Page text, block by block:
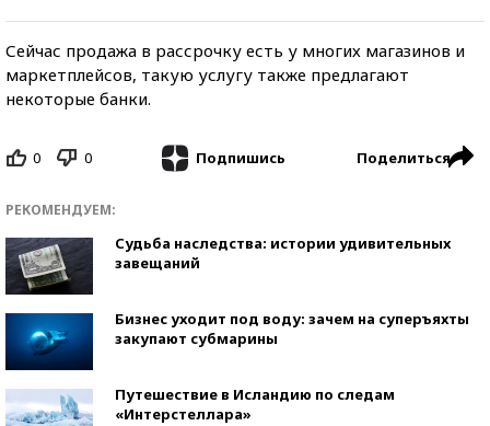
Сейчас продажа в рассрочку есть у многих магазинов и
маркетплейсов, такую услугу также предлагают
некоторые банки.
0 0 Подпишись Поделиться
РЕКОМЕНДУЕМ:
Судьба наследства: истории удивительных
завещаний
Бизнес уходит под воду: зачем на суперъяхты
закупают субмарины
Путешествие в Исландию по следам
«Интерстеллара»